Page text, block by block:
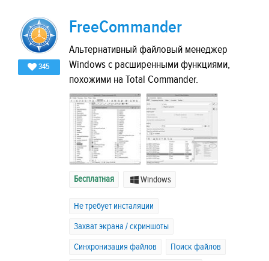
345
FreeCommander
Альтернативный файловый менеджер
Windows с расширенными функциями,
похожими на Total Commander.
Бесплатная Windows
Не требует инсталяции
Захват экрана / скриншоты
Синхронизация файлов
Поиск файлов